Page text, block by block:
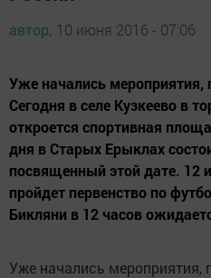
автор, 10 июня 2016 - 07:06
Уже начались
Сегодня в селе Кузкеево в
откроется спортивная
дня в Старых Ерыклах
посвященный этой дате. 12
пройдет первенство по
Бикляни в 12 часов
Уже начались